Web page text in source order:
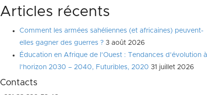
Articles récents
Comment les armées sahéliennes (et africaines) peuvent-
elles gagner des guerres ? 3 août 2026
Éducation en Afrique de l’Ouest : Tendances d’évolution à
l’horizon 2030 – 2040, Futuribles, 2020 31 juillet 2026
Contacts